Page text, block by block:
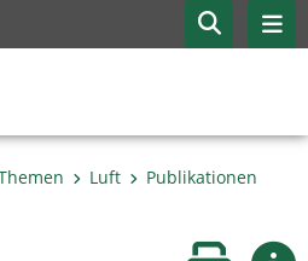
Luft
Publikationen